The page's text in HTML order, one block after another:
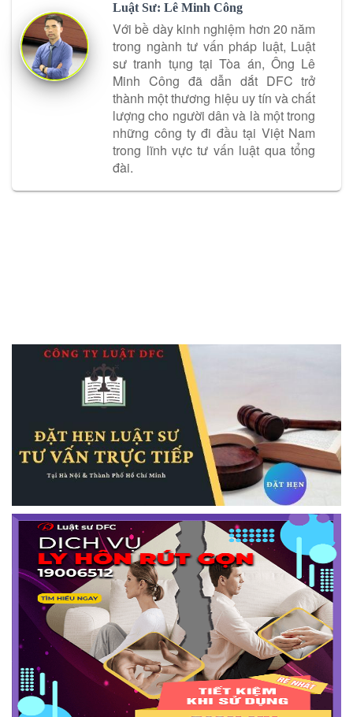
Luật Sư: Lê Minh Công
Với bề dày kinh nghiệm hơn 20 năm
trong ngành tư vấn pháp luật, Luật
sư tranh tụng tại Tòa án, Ông Lê
Minh Công đã dẫn dắt DFC trở
thành một thương hiệu uy tín và chất
lượng cho người dân và là một trong
những công ty đi đầu tại Việt Nam
trong lĩnh vực tư vấn luật qua tổng
đài.